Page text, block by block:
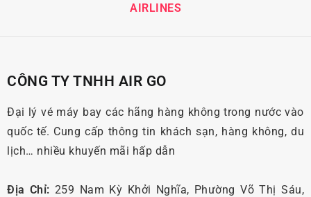
AIRLINES
CÔNG TY TNHH AIR GO
Đại lý vé máy bay các hãng hàng không trong nước vào
quốc tế. Cung cấp thông tin khách sạn, hàng không, du
lịch… nhiều khuyến mãi hấp dẫn
Địa Chỉ: 259 Nam Kỳ Khởi Nghĩa, Phường Võ Thị Sáu,